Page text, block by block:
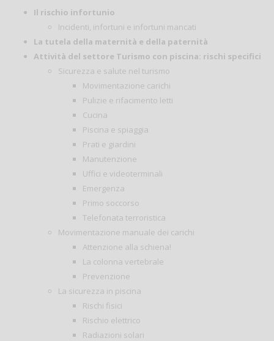
Il rischio infortunio
Incidenti, infortuni e infortuni mancati
La tutela della maternità e della paternità
Attività del settore Turismo con piscina: rischi specifici
Sicurezza e salute nel turismo
Movimentazione carichi
Pulizie e rifacimento letti
Cucina
Piscina e spiaggia
Prati e giardini
Manutenzione
Uffici e videoterminali
Emergenza
Primo soccorso
Telefonata terroristica
Movimentazione manuale dei carichi
Attenzione alla schiena!
La colonna vertebrale
Prevenzione
La sicurezza in piscina
Rischi fisici
Rischio elettrico
Radiazioni solari